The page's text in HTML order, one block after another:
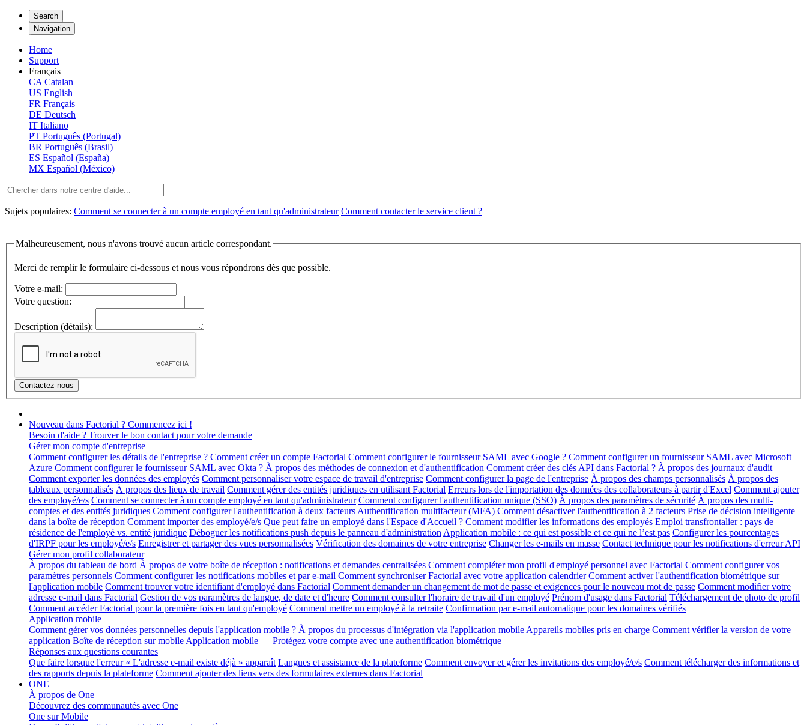
Search
Navigation
Home
Support
Français
CA Catalan
US English
FR Français
DE Deutsch
IT Italiano
PT Português (Portugal)
BR Português (Brasil)
ES Español (España)
MX Español (México)
Sujets populaires: Comment se connecter à un compte employé en tant qu'administrateur Comment contacter le service client ?
Malheureusement, nous n'avons trouvé aucun article correspondant.
Merci de remplir le formulaire ci-dessous et nous vous répondrons dès que possible.
Votre e-mail:
Votre question:
Description (détails):
Nouveau dans Factorial ? Commencez ici !
Besoin d'aide ? Trouver le bon contact pour votre demande
Gérer mon compte d'entreprise
Comment configurer les détails de l'entreprise ? Comment créer un compte Factorial Comment configurer le fournisseur SAML avec Google ? Comment configurer un fournisseur SAML avec Microsoft
Azure Comment configurer le fournisseur SAML avec Okta ? À propos des méthodes de connexion et d'authentification Comment créer des clés API dans Factorial ? À propos des journaux d'audit
Comment exporter les données des employés Comment personnaliser votre espace de travail d'entreprise Comment configurer la page de l'entreprise À propos des champs personnalisés À propos des
tableaux personnalisés À propos des lieux de travail Comment gérer des entités juridiques en utilisant Factorial Erreurs lors de l'importation des données des collaborateurs à partir d'Excel Comment ajouter
des employé/e/s Comment se connecter à un compte employé en tant qu'administrateur Comment configurer l'authentification unique (SSO) À propos des paramètres de sécurité À propos des multi-
comptes et des entités juridiques Comment configurer l'authentification à deux facteurs Authentification multifacteur (MFA) Comment désactiver l'authentification à 2 facteurs Prise de décision intelligente
dans la boîte de réception Comment importer des employé/e/s Que peut faire un employé dans l'Espace d'Accueil ? Comment modifier les informations des employés Emploi transfrontalier : pays de
résidence de l'employé vs. entité juridique Déboguer les notifications push depuis le panneau d'administration Application mobile : ce qui est possible et ce qui ne l’est pas Configurer les pourcentages
d'IRPF pour les employé/e/s Enregistrer et partager des vues personnalisées Vérification des domaines de votre entreprise Changer les e-mails en masse Contact technique pour les notifications d'erreur API
Gérer mon profil collaborateur
À propos du tableau de bord À propos de votre boîte de réception : notifications et demandes centralisées Comment compléter mon profil d'employé personnel avec Factorial Comment configurer vos
paramètres personnels Comment configurer les notifications mobiles et par e-mail Comment synchroniser Factorial avec votre application calendrier Comment activer l'authentification biométrique sur
l'application mobile Comment trouver votre identifiant d'employé dans Factorial Comment demander un changement de mot de passe et exigences pour le nouveau mot de passe Comment modifier votre
adresse e-mail dans Factorial Gestion de vos paramètres de langue, de date et d'heure Comment consulter l'horaire de travail d'un employé Prénom d'usage dans Factorial Téléchargement de photo de profil
Comment accéder Factorial pour la première fois en tant qu'employé Comment mettre un employé à la retraite Confirmation par e-mail automatique pour les domaines vérifiés
Application mobile
Comment gérer vos données personnelles depuis l'application mobile ? À propos du processus d'intégration via l'application mobile Appareils mobiles pris en charge Comment vérifier la version de votre
application Boîte de réception sur mobile Application mobile — Protégez votre compte avec une authentification biométrique
Réponses aux questions courantes
Que faire lorsque l'erreur « L'adresse e-mail existe déjà » apparaît Langues et assistance de la plateforme Comment envoyer et gérer les invitations des employé/e/s Comment télécharger des informations et
des rapports depuis la plateforme Comment ajouter des liens vers des formulaires externes dans Factorial
ONE
À propos de One
Découvrez des communautés avec One
One sur Mobile